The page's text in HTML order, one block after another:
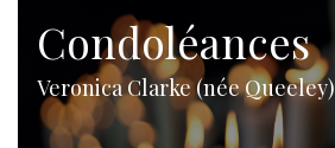
Condoléances
Veronica Clarke (née Queeley)